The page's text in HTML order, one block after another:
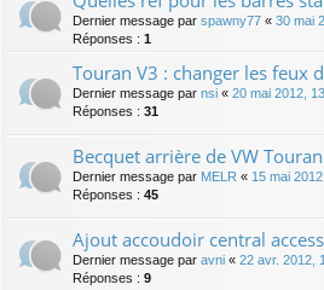
Dernier message par spawny77 « 30 mai
Réponses : 1
Touran V3 : changer les feux
Dernier message par nsi « 20 mai 2012,
Réponses : 31
Becquet arrière de VW Touran
Dernier message par MELR « 15 mai
Réponses : 45
Ajout accoudoir central
Dernier message par avni « 22 avr. 2012,
Réponses : 9